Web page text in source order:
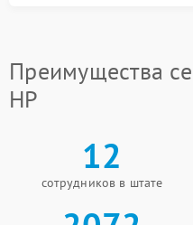
Преимущества
HP
12
сотрудников в штате